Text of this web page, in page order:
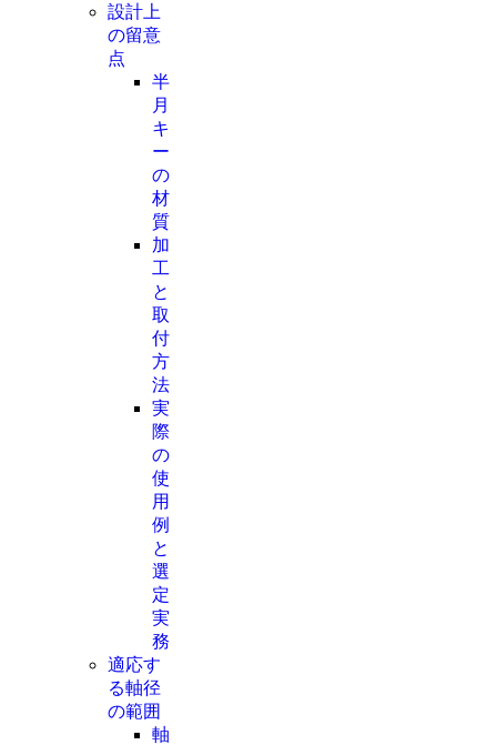
設計上
の留意
点
半
月
キ
ー
の
材
質
加
工
と
取
付
方
法
実
際
の
使
用
例
と
選
定
実
務
適応す
る軸径
の範囲
軸